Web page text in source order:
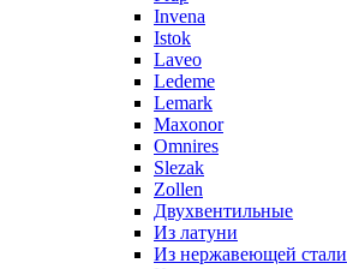
Invena
Istok
Laveo
Ledeme
Lemark
Maxonor
Omnires
Slezak
Zollen
Двухвентильные
Из латуни
Из нержавеющей стали